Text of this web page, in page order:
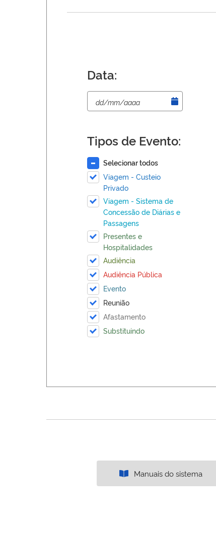
Data:
Tipos de Evento:
Selecionar todos
Viagem - Custeio
Privado
Viagem - Sistema de
Concessão de Diárias e
Passagens
Presentes e
Hospitalidades
Audiência
Audiência Pública
Evento
Reunião
Afastamento
Substituindo
Manuais do sistema